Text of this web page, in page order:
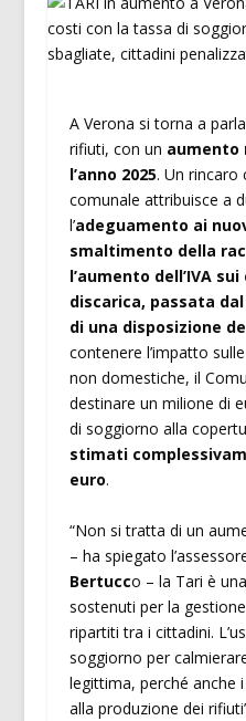
A Verona si torna a
rifiuti, con un aumento
l’anno 2025. Un rincaro
comunale attribuisce a
l’adeguamento ai
smaltimento della
l’aumento dell’IVA
discarica, passata
di una disposizione
contenere l’impatto
non domestiche, il
destinare un milione di
di soggiorno alla
stimati
euro.
“Non si tratta di un
– ha spiegato
Bertucco – la Tari è
sostenuti per la
ripartiti tra i cittadini.
soggiorno per
legittima, perché anche
alla produzione dei